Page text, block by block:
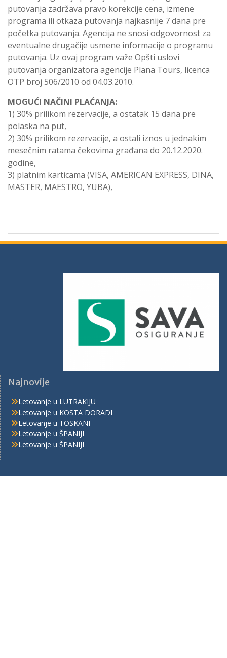
putovanja zadržava pravo korekcije cena, izmene
programa ili otkaza putovanja najkasnije 7 dana pre
početka putovanja. Agencija ne snosi odgovornost za
eventualne drugačije usmene informacije o programu
putovanja. Uz ovaj program važe Opšti uslovi
putovanja organizatora agencije Plana Tours, licenca
OTP broj 506/2010 od 04.03.2010.
MOGUĆI NAČINI PLAĆANJA:
1) 30% prilikom rezervacije, a ostatak 15 dana pre
polaska na put,
2) 30% prilikom rezervacije, a ostali iznos u jednakim
mesečnim ratama čekovima građana do 20.12.2020.
godine,
3) platnim karticama (VISA, AMERICAN EXPRESS, DINA,
MASTER, MAESTRO, YUBA),
Najnovije
Letovanje u LUTRAKIJU
Letovanje u KOSTA DORADI
Letovanje u TOSKANI
Letovanje u ŠPANIJI
Letovanje u ŠPANIJI